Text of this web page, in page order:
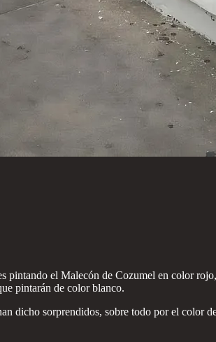
pintando el Malecón de Cozumel en color
pintarán de color blanco.
dicho sorprendidos, sobre todo por el color